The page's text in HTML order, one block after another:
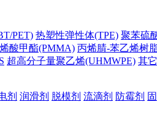
PET) 热塑性弹性体(TPE) 聚苯硫
酸甲酯(PMMA) 丙烯腈-苯乙烯树
超高分子量聚乙烯(UHMWPE) 其
剂 润滑剂 脱模剂 流滴剂 防霉剂